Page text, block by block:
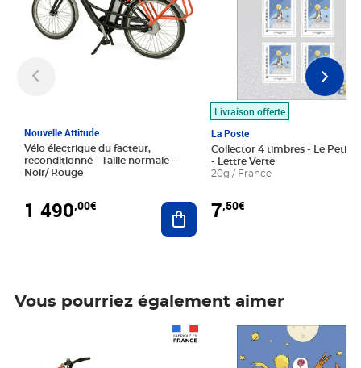
Nouvelle Attitude
Vélo électrique du facteur,
reconditionné - Taille normale -
Noir/ Rouge
1 490,00€ Ajouter au panier
Livraison offerte
La Poste
Collector 4 timbres - Le Petit
- Lettre Verte
20g / France
7,50€
Vous pourriez également aimer
Prix 7,50€